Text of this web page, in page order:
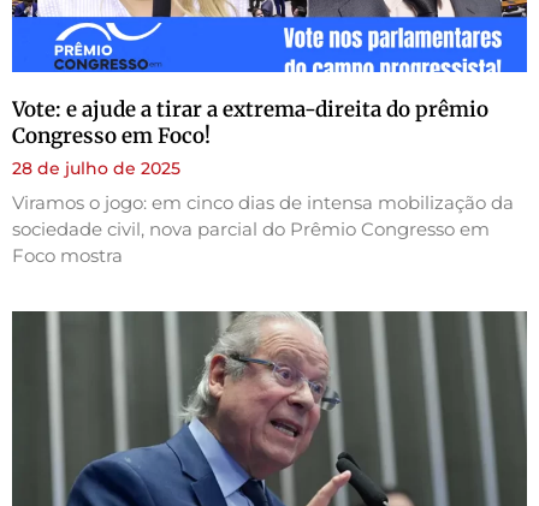
Vote: e ajude a tirar a extrema-direita do prêmio
Congresso em Foco!
28 de julho de 2025
Viramos o jogo: em cinco dias de intensa mobilização da
sociedade civil, nova parcial do Prêmio Congresso em
Foco mostra